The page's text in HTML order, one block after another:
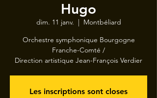
Hugo
dim. 11 janv.
  |
Montbéliard
Orchestre symphonique Bourgogne
Franche-Comté /
Direction artistique Jean-François Verdier
Les inscriptions sont closes